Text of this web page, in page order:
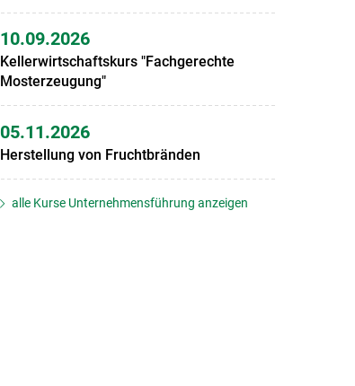
10.09.2026
Kellerwirtschaftskurs "Fachgerechte
Mosterzeugung"
05.11.2026
Herstellung von Fruchtbränden
alle Kurse Unternehmensführung anzeigen